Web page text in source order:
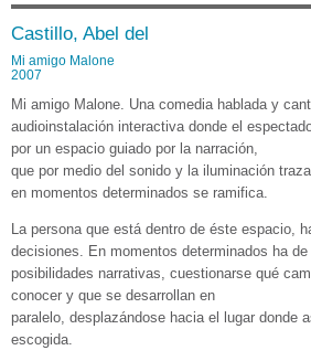
Castillo, Abel del
Mi amigo Malone
2007
Mi amigo Malone. Una comedia hablada y
audioinstalación interactiva donde el
por un espacio guiado por la narración,
que por medio del sonido y la iluminación
en momentos determinados se ramifica.
La persona que está dentro de éste espacio,
decisiones. En momentos determinados ha
posibilidades narrativas, cuestionarse qué
conocer y que se desarrollan en
paralelo, desplazándose hacia el lugar donde
escogida.